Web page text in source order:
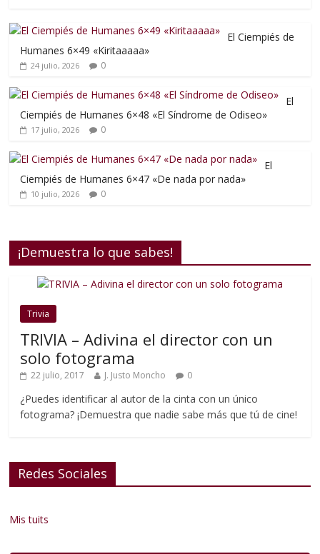
El Ciempiés de
Humanes 6×49 «Kiritaaaaa»
24 julio, 2026 0
El
Ciempiés de Humanes 6×48 «El Síndrome de Odiseo»
17 julio, 2026 0
El
Ciempiés de Humanes 6×47 «De nada por nada»
10 julio, 2026 0
¡Demuestra lo que sabes!
Trivia
TRIVIA – Adivina el director con un
solo fotograma
22 julio, 2017 J. Justo Moncho 0
¿Puedes identificar al autor de la cinta con un único
fotograma? ¡Demuestra que nadie sabe más que tú de cine!
Redes Sociales
Mis tuits